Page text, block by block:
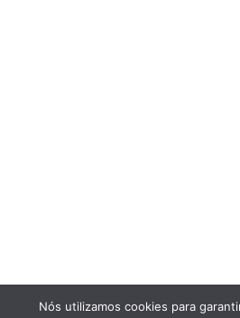
Nós utilizamos cookies para